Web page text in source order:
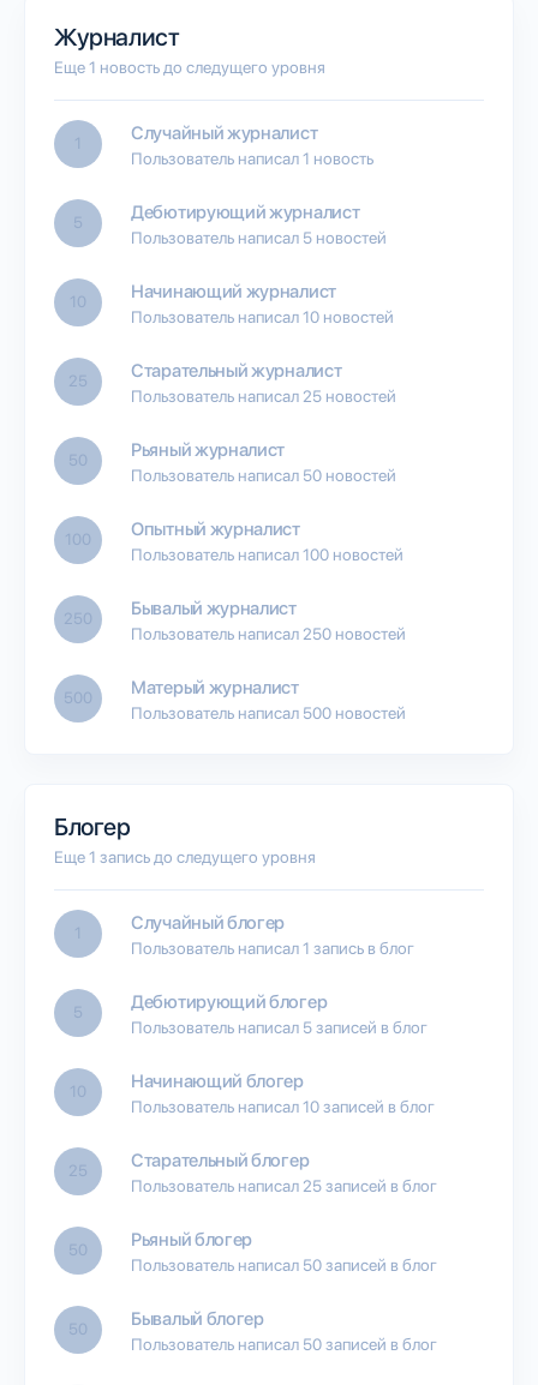
Журналист
Еще 1 новость до следущего уровня
1 Случайный журналист
Пользователь написал 1 новость
5 Дебютирующий журналист
Пользователь написал 5 новостей
10 Начинающий журналист
Пользователь написал 10 новостей
25 Старательный журналист
Пользователь написал 25 новостей
50 Рьяный журналист
Пользователь написал 50 новостей
100 Опытный журналист
Пользователь написал 100 новостей
250 Бывалый журналист
Пользователь написал 250 новостей
500 Матерый журналист
Пользователь написал 500 новостей
Блогер
Еще 1 запись до следущего уровня
1 Случайный блогер
Пользователь написал 1 запись в блог
5 Дебютирующий блогер
Пользователь написал 5 записей в блог
10 Начинающий блогер
Пользователь написал 10 записей в блог
25 Старательный блогер
Пользователь написал 25 записей в блог
50 Рьяный блогер
Пользователь написал 50 записей в блог
50 Бывалый блогер
Пользователь написал 50 записей в блог